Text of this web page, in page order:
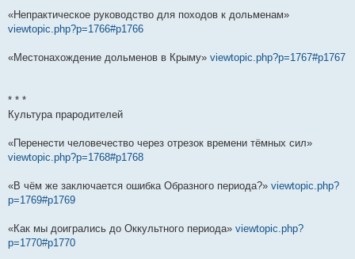
«Непрактическое руководство для походов к дольменам»
viewtopic.php?p=1766#p1766
«Местонахождение дольменов в Крыму» viewtopic.php?p=1767#p1767
* * *
Культура прародителей
«Перенести человечество через отрезок времени тёмных сил»
viewtopic.php?p=1768#p1768
«В чём же заключается ошибка Образного периода?» viewtopic.php?
p=1769#p1769
«Как мы доигрались до Оккультного периода» viewtopic.php?
p=1770#p1770